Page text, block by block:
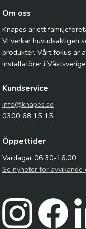
Om oss
Knapes är ett
Vi verkar huvudsakligen
produkter. Vårt fokus är
installatörer i
Kundservice
info@knapes.se
0300 68 15 15
Öppettider
Vardagar 06.30-16.00
Se nyheter för